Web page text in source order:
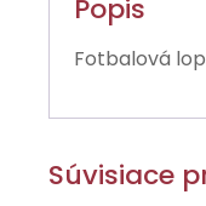
Popis
Fotbalová
Súvisiace